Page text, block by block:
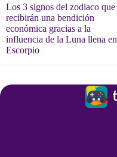
Los 3 signos del zodiaco que
recibirán una bendición
económica gracias a la
influencia de la Luna llena en
Escorpio